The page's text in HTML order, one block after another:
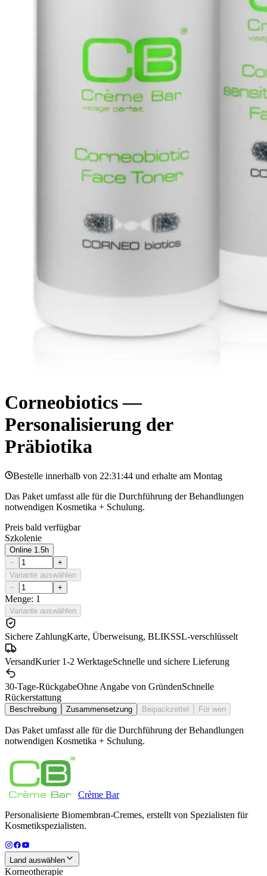
Corneobiotics —
Personalisierung der
Präbiotika
Bestelle innerhalb von 22:31:44 und erhalte am Montag
Das Paket umfasst alle für die Durchführung der Behandlungen
notwendigen Kosmetika + Schulung.
Preis bald verfügbar
Szkolenie
Online 1.5h
−
+
Variante auswählen
−
+
Menge: 1
Variante auswählen
Sichere ZahlungKarte, Überweisung, BLIKSSL-verschlüsselt
VersandKurier 1-2 WerktageSchnelle und sichere Lieferung
30-Tage-RückgabeOhne Angabe von GründenSchnelle
Rückerstattung
Beschreibung Zusammensetzung Beipackzettel Für wen
Das Paket umfasst alle für die Durchführung der Behandlungen
notwendigen Kosmetika + Schulung.
Crème Bar
Personalisierte Biomembran-Cremes, erstellt von Spezialisten für
Kosmetikspezialisten.
Land auswählen
Korneotherapie